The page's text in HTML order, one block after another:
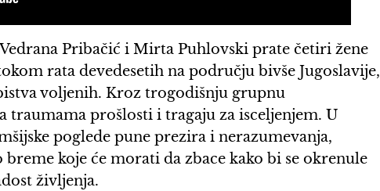
Pribačić i Mirta Puhlovski prate četiri žene
rata devedesetih na području bivše Jugoslavije,
voljenih. Kroz trogodišnju grupnu
traumama prošlosti i tragaju za isceljenjem. U
poglede pune prezira i nerazumevanja,
koje će morati da zbace kako bi se okrenule
življenja.